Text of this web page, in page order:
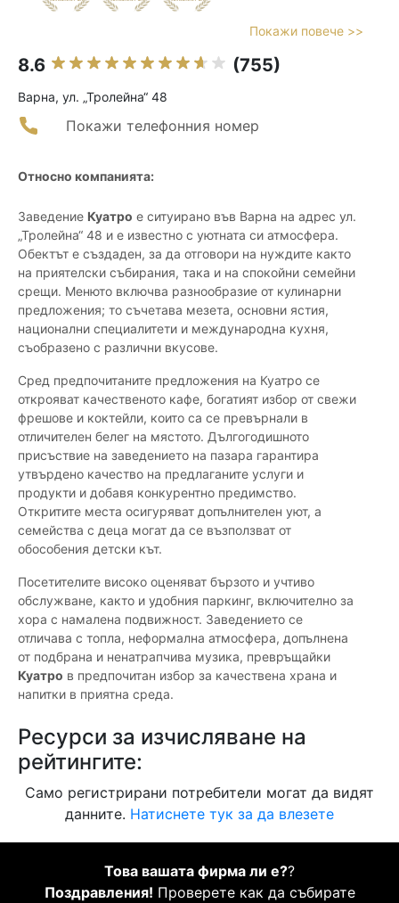
Покажи повече >>
8.6 (755)
Варна, ул. „Тролейна“ 48
Покажи телефонния номер
Относно компанията:
Заведение Куатро е ситуирано във Варна на адрес ул.
„Тролейна“ 48 и е известно с уютната си атмосфера.
Обектът е създаден, за да отговори на нуждите както
на приятелски събирания, така и на спокойни семейни
срещи. Менюто включва разнообразие от кулинарни
предложения; то съчетава мезета, основни ястия,
национални специалитети и международна кухня,
съобразено с различни вкусове.
Сред предпочитаните предложения на Куатро се
открояват качественото кафе, богатият избор от свежи
фрешове и коктейли, които са се превърнали в
отличителен белег на мястото. Дългогодишното
присъствие на заведението на пазара гарантира
утвърдено качество на предлаганите услуги и
продукти и добавя конкурентно предимство.
Откритите места осигуряват допълнителен уют, а
семейства с деца могат да се възползват от
обособения детски кът.
Посетителите високо оценяват бързото и учтиво
обслужване, както и удобния паркинг, включително за
хора с намалена подвижност. Заведението се
отличава с топла, неформална атмосфера, допълнена
от подбрана и ненатрапчива музика, превръщайки
Куатро в предпочитан избор за качествена храна и
напитки в приятна среда.
Ресурси за изчисляване на
рейтингите:
Само регистрирани потребители могат да видят
данните. Натиснете тук за да влезете
Това вашата фирма ли е??
Поздравления! Проверете как да събирате